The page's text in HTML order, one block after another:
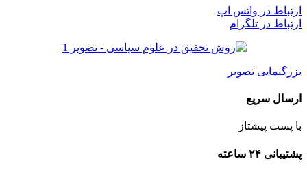
ارتباط در واتس اپ
ارتباط در تلگرام
بزرگنمایی تصویر
ارسال سریع
با پست پیشتاز
پشتیبانی ۲۴ ساعته